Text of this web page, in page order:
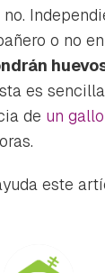
o no
es
de un gallo
este